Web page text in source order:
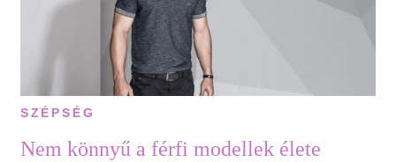
SZÉPSÉG
Nem könnyű a férfi modellek élete